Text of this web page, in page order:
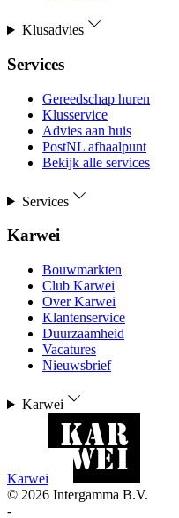
Klusadvies
Services
Gereedschap huren
Klusservice
Advies aan huis
PostNL afhaalpunt
Bekijk alle services
Services
Karwei
Bouwmarkten
Club Karwei
Over Karwei
Klantenservice
Duurzaamheid
Vacatures
Nieuwsbrief
Karwei
Karwei
© 2026 Intergamma B.V.
-